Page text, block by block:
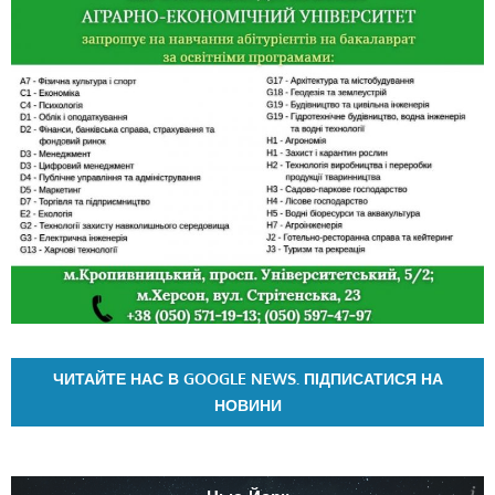
ЧИТАЙТЕ НАС В GOOGLE NEWS. ПІДПИСАТИСЯ НА
НОВИНИ